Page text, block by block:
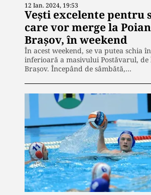
12 Ian. 2024, 19:53
Vești excelente pentru
care vor merge la
Brașov, în weekend
În acest weekend, se va putea schia
inferioară a masivului Postăvarul, de
Brașov. Începând de sâmbătă,…